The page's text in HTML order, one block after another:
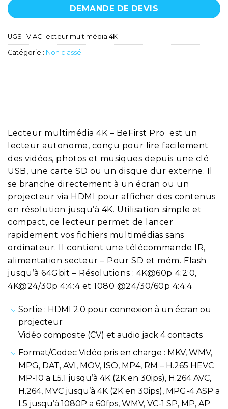
DEMANDE DE DEVIS
UGS : VIAC-lecteur multimédia 4K
Catégorie : Non classé
Lecteur multimédia 4K – BeFirst Pro est un
lecteur autonome, conçu pour lire facilement
des vidéos, photos et musiques depuis une clé
USB, une carte SD ou un disque dur externe. Il
se branche directement à un écran ou un
projecteur via HDMI pour afficher des contenus
en résolution jusqu’à 4K. Utilisation simple et
compact, ce lecteur permet de lancer
rapidement vos fichiers multimédias sans
ordinateur. Il contient une télécommande IR,
alimentation secteur – Pour SD et mém. Flash
jusqu’à 64Gbit – Résolutions : 4K@60p 4:2:0,
4K@24/30p 4:4:4 et 1080 @24/30/60p 4:4:4
Sortie : HDMI 2.0 pour connexion à un écran ou
projecteur
Vidéo composite (CV) et audio jack 4 contacts
Format/Codec Vidéo pris en charge : MKV, WMV,
MPG, DAT, AVI, MOV, ISO, MP4, RM – H.265 HEVC
MP-10 a L5.1 jusqu’à 4K (2K en 30ips), H.264 AVC,
H.264, MVC jusqu’à 4K (2K en 30ips), MPG-4 ASP a
L5 jusqu’à 1080P a 60fps, WMV, VC-1 SP, MP, AP